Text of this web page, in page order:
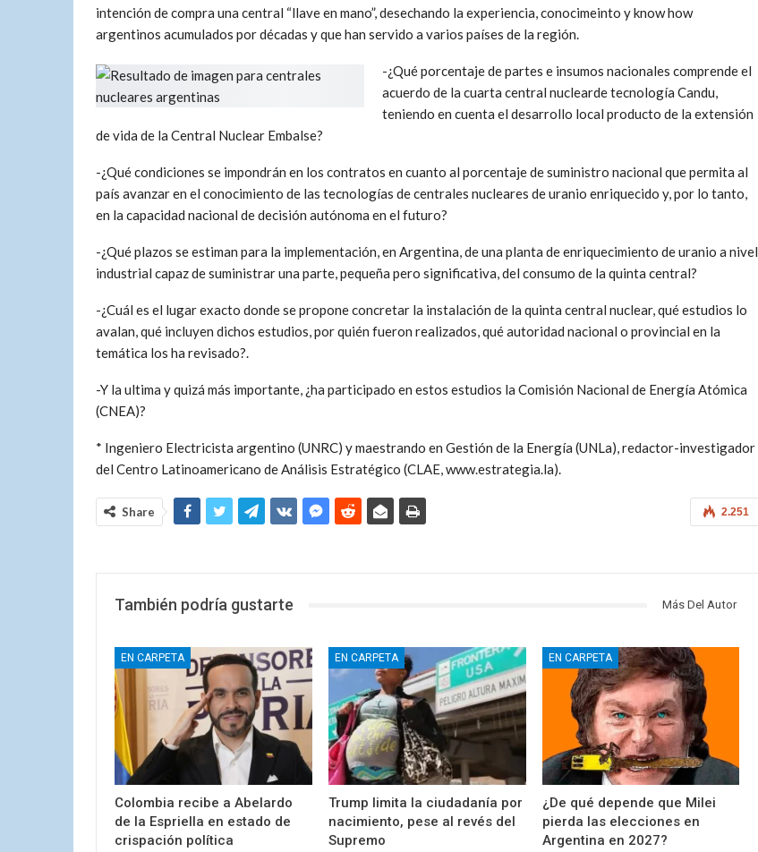
intención de compra una central “llave en mano”, desechando la experiencia, conocimeinto y know how
argentinos acumulados por décadas y que han servido a varios países de la región.
-¿Qué porcentaje de partes e insumos nacionales comprende el
acuerdo de la cuarta central nuclearde tecnología Candu,
teniendo en cuenta el desarrollo local producto de la extensión
de vida de la Central Nuclear Embalse?
-¿Qué condiciones se impondrán en los contratos en cuanto al porcentaje de suministro nacional que permita al
país avanzar en el conocimiento de las tecnologías de centrales nucleares de uranio enriquecido y, por lo tanto,
en la capacidad nacional de decisión autónoma en el futuro?
-¿Qué plazos se estiman para la implementación, en Argentina, de una planta de enriquecimiento de uranio a nivel
industrial capaz de suministrar una parte, pequeña pero significativa, del consumo de la quinta central?
-¿Cuál es el lugar exacto donde se propone concretar la instalación de la quinta central nuclear, qué estudios lo
avalan, qué incluyen dichos estudios, por quién fueron realizados, qué autoridad nacional o provincial en la
temática los ha revisado?.
-Y la ultima y quizá más importante, ¿ha participado en estos estudios la Comisión Nacional de Energía Atómica
(CNEA)?
* Ingeniero Electricista argentino (UNRC) y maestrando en Gestión de la Energía (UNLa), redactor-investigador
del Centro Latinoamericano de Análisis Estratégico (CLAE, www.estrategia.la).
2.251
Share
También podría gustarte Más Del Autor
EN CARPETA
Colombia recibe a Abelardo
de la Espriella en estado de
crispación política
EN CARPETA
Trump limita la ciudadanía por
nacimiento, pese al revés del
Supremo
EN CARPETA
¿De qué depende que Milei
pierda las elecciones en
Argentina en 2027?